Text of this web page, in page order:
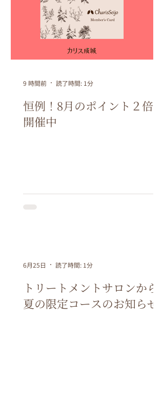
恒例！8月のポイント２倍
開催中
9 時間前 読了時間: 1分
トリートメントサロンから
夏の限定コースのお知らせ
6月25日 読了時間: 1分